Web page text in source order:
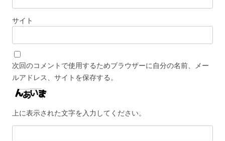
サイト
次回のコメントで使用するためブラウザーに自分の名前、メー
ルアドレス、サイトを保存する。
上に表示された文字を入力してください。